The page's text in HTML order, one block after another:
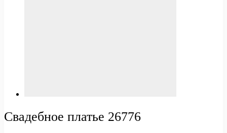
Свадебное платье 26776